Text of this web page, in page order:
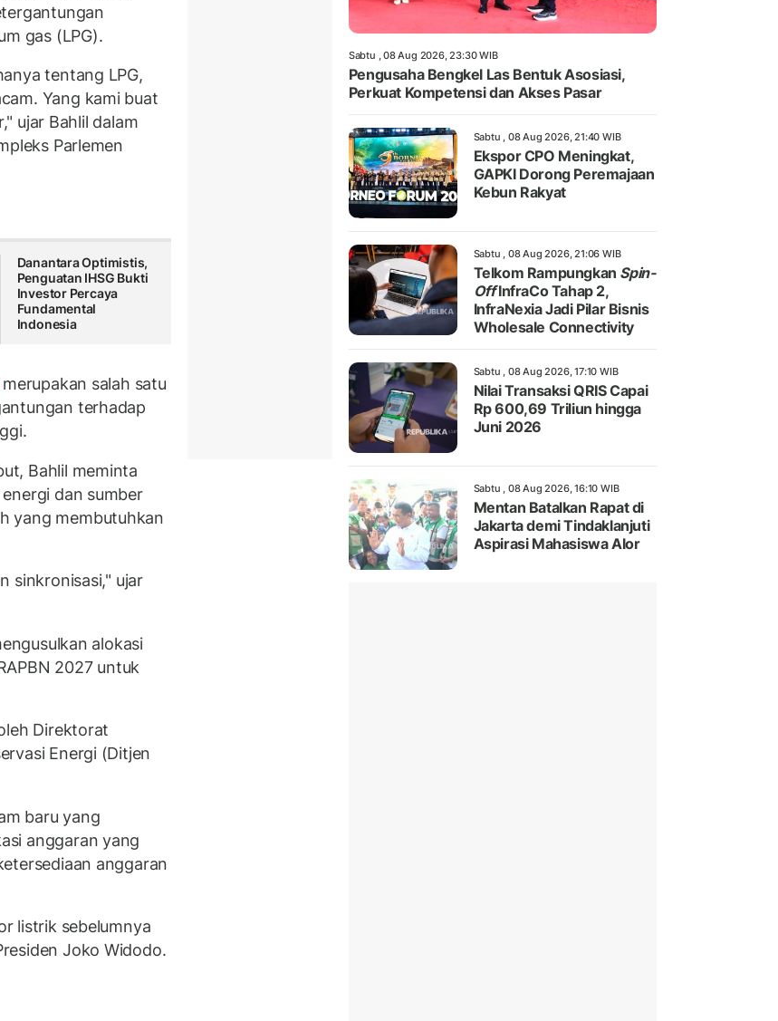
gas (LPG).
tentang LPG,
Yang kami buat
ujar Bahlil dalam
Parlemen
Danantara Optimistis,
Penguatan IHSG Bukti
Investor Percaya
Fundamental
Indonesia
merupakan salah satu
terhadap
Bahlil meminta
dan sumber
yang membutuhkan
sinkronisasi," ujar
alokasi
2027 untuk
Direktorat
Energi (Ditjen
baru yang
anggaran yang
anggaran
listrik sebelumnya
Joko Widodo.
Sabtu , 08 Aug 2026, 23:30 WIB
Pengusaha Bengkel Las Bentuk Asosiasi,
Perkuat Kompetensi dan Akses Pasar
Sabtu , 08 Aug 2026, 21:40 WIB
Ekspor CPO Meningkat,
GAPKI Dorong Peremajaan
Kebun Rakyat
Sabtu , 08 Aug 2026, 21:06 WIB
Telkom Rampungkan Spin-
OffInfraCo Tahap 2,
InfraNexia Jadi Pilar Bisnis
Wholesale Connectivity
Sabtu , 08 Aug 2026, 17:10 WIB
Nilai Transaksi QRIS Capai
Rp 600,69 Triliun hingga
Juni 2026
Sabtu , 08 Aug 2026, 16:10 WIB
Mentan Batalkan Rapat di
Jakarta demi Tindaklanjuti
Aspirasi Mahasiswa Alor